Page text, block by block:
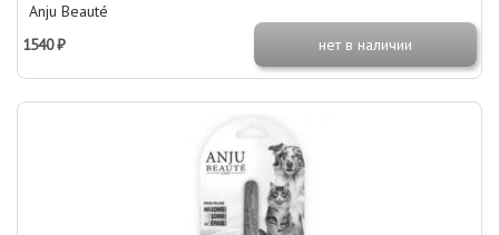
Anju Beauté
1540 ₽
нет в наличии